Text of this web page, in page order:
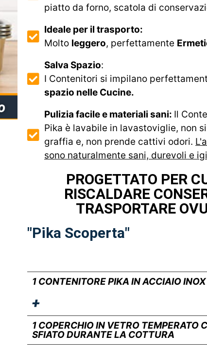
piatto da forno, scatola di
Ideale per il trasporto:
Molto leggero, perfettamente
Salva Spazio:
I Contenitori si impilano
spazio nelle Cucine.
Pulizia facile e materiali sani: Il
Pika è lavabile in lavastoviglie, non
graffia e, non prende cattivi odori.
sono naturalmente sani, durevoli e
PROGETTATO PER
RISCALDARE
TRASPORTARE
"Pika Scoperta"
1 CONTENITORE PIKA IN ACCIAIO
+
1 COPERCHIO IN VETRO TEMPERATO
SFIATO DURANTE LA COTTURA